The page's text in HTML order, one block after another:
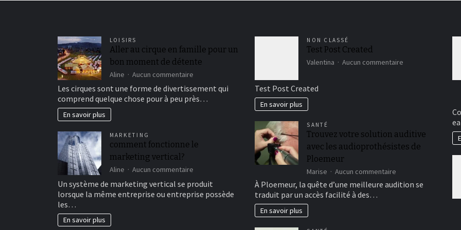
LOISIRS
Aller au cirque en famille pour un
bon moment de détente
Aline Aucun commentaire
au
cirque
bon
Les cirques sont une forme de divertissement qui
comprend quelque chose pour à peu près…
En savoir plus
MARKETING
comment fonctionne le
marketing vertical?
Aline Aucun commentaire
fonctionne
le
Un système de marketing vertical se produit
lorsque la même entreprise ou entreprise possède
les…
En savoir plus
NON CLASSÉ
Test Post Created
Valentina Aucun commentaire
Test Post Created
En savoir plus
SANTÉ
Trouvez votre solution auditive
avec les audioprothésistes de
Ploemeur
Marise Aucun commentaire
Trouvez
votre
À Ploemeur, la quête d’une meilleure audition se
traduit par un accès facilité à des…
En savoir plus